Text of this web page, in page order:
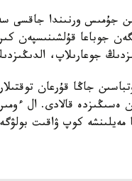
جۇمىس ورنىندا
جوباعا قۇلشىنىسپەن
جوعارىلاپ،
جاڭا قۇرعان
ەسىڭىزدە قالادى. ال
مەيلىنشە كوپ ۋاقىت